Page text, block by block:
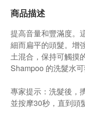
商品描述
提高音量和豐滿度。
細而扁平的頭髮。增
土混合，保持可觸摸
Shampoo 的洗髮水
專家提示：洗髮後，
並按摩30秒，直到頭